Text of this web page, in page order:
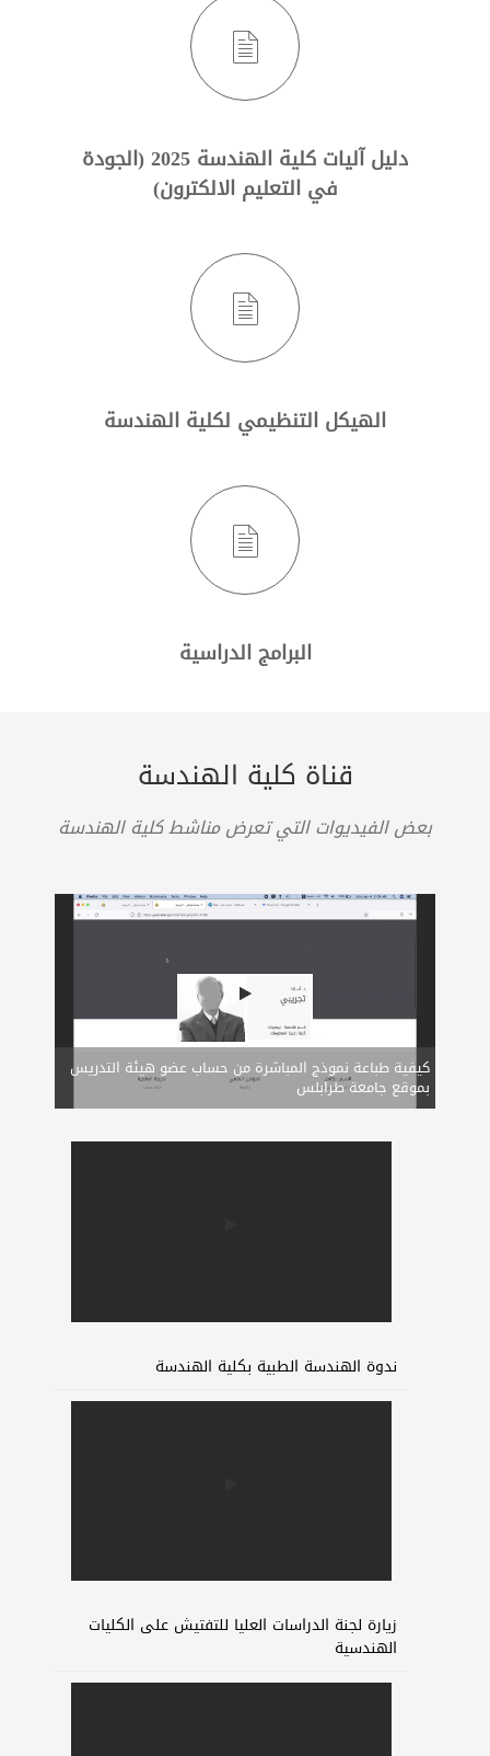
دليل آليات كلية الهندسة 2025 (الجودة
في التعليم الالكترون)
الهيكل التنظيمي لكلية الهندسة
البرامج الدراسية
قناة كلية الهندسة
بعض الفيديوات التي تعرض مناشط كلية الهندسة
كيفية طباعة نموذج المباشرة من حساب عضو هيئة التدريس
بموقع جامعة طرابلس
ندوة الهندسة الطبية بكلية الهندسة
زيارة لجنة الدراسات العليا للتفتيش على الكليات
الهندسية